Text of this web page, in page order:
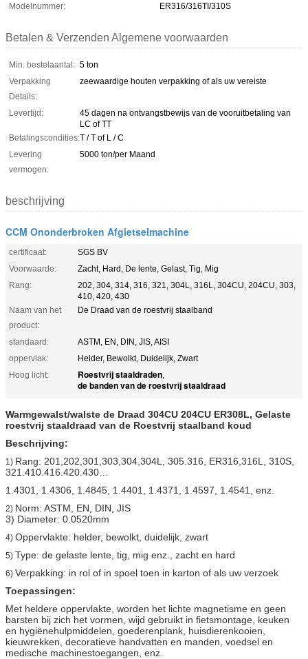
Modelnummer:
ER316/316TI/310S
Betalen & Verzenden Algemene voorwaarden
Min. bestelaantal: 5 ton
Verpakking
Details:
zeewaardige houten verpakking of als uw vereiste
Levertijd:
45 dagen na ontvangstbewijs van de vooruitbetaling van
LC of TT
Betalingscondities:T / T of L / C
Levering
vermogen:
5000 ton/per Maand
beschrijving
CCM Ononderbroken Afgietselmachine
certificaat:
SGS BV
Voorwaarde:
Zacht, Hard, De lente, Gelast, Tig, Mig
Rang:
202, 304, 314, 316, 321, 304L, 316L, 304CU, 204CU, 303,
410, 420, 430
Naam van het
product:
De Draad van de roestvrij staalband
standaard:
ASTM, EN, DIN, JIS, AISI
oppervlak:
Helder, Bewolkt, Duidelijk, Zwart
Hoog licht:
Roestvrij staaldraden,
de banden van de roestvrij staaldraad
Warmgewalst/walste de Draad 304CU 204CU ER308L, Gelaste
roestvrij staaldraad van de Roestvrij staalband koud
Beschrijving:
1) Rang: 201,202,301,303,304,304L, 305.316, ER316,316L, 310S,
321.410.416.420.430…
1.4301, 1.4306, 1.4845, 1.4401, 1.4371, 1.4597, 1.4541, enz.
2) Norm: ASTM, EN, DIN, JIS
3) Diameter: 0.0520mm
4) Oppervlakte: helder, bewolkt, duidelijk, zwart
5) Type: de gelaste lente, tig, mig enz., zacht en hard
6) Verpakking: in rol of in spoel toen in karton of als uw verzoek
Toepassingen:
Met heldere oppervlakte, worden het lichte magnetisme en geen
barsten bij zich het vormen, wijd gebruikt in fietsmontage, keuken
en hygiënehulpmiddelen, goederenplank, huisdierenkooien,
kieuwrekken, decoratieve handvatten en manden, voedsel en
medische machinestoegangen, enz.